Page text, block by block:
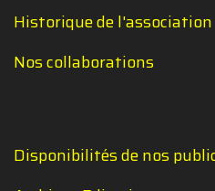
Historique de l'association
Nos collaborations
Disponibilités de nos